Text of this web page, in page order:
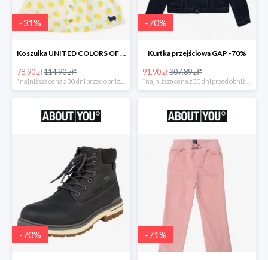
-31%
Koszulka UNITED COLORS OF BENETTON
78.90 zł114.90 zł*
*najniższa cena z 30 dni przed obniżką
-70%
Kurtka przejściowa GAP -70%
91.90 zł307.89 zł*
*najniższa cena z 30 dni przed obniżką
-70% -71%